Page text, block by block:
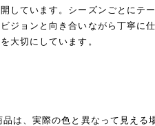
しています。シーズンごとにテ
ジョンと向き合いながら丁寧に
大切にしています。
品は、実際の色と異なって見え